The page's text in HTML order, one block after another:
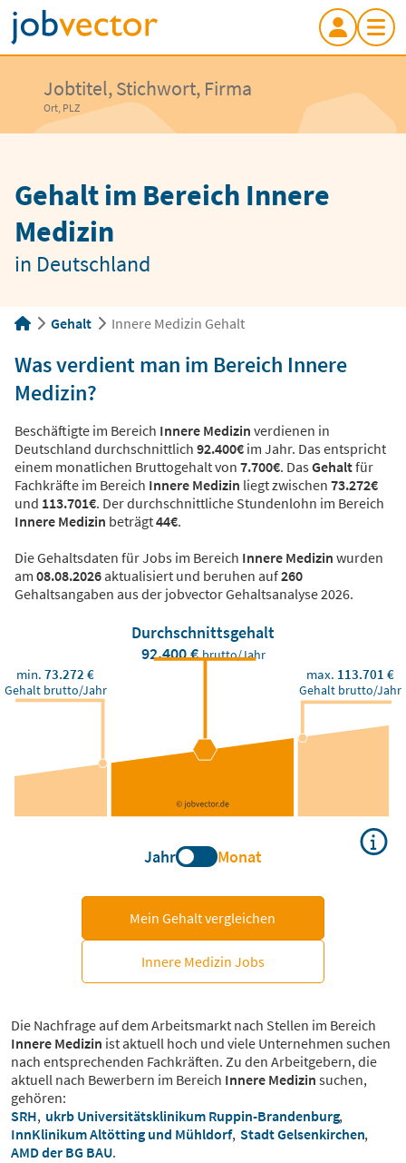
Jobtitel, Stichwort, Firma
Ort, PLZ
Gehalt im Bereich Innere
Medizin
in Deutschland
Gehalt Innere Medizin Gehalt
Was verdient man im Bereich Innere
Medizin?
Beschäftigte im Bereich Innere Medizin verdienen in
Deutschland durchschnittlich 92.400€ im Jahr. Das entspricht
einem monatlichen Bruttogehalt von 7.700€. DasGehaltfür
Fachkräfte im Bereich Innere Medizin liegt zwischen 73.272€
und 113.701€. Der durchschnittliche Stundenlohn im Bereich
Innere Medizin beträgt44€.
Die Gehaltsdaten für Jobs im Bereich Innere Medizin wurden
am 08.08.2026aktualisiert und beruhen auf260
Gehaltsangaben aus der jobvector Gehaltsanalyse 2026.
Durchschnittsgehalt
92.400 €brutto/Jahr
min.73.272 €
Gehalt brutto/Jahr
max. 113.701 €
Gehalt brutto/Jahr
Jahr Monat
Mein Gehalt vergleichen
Innere Medizin Jobs
Die Nachfrage auf dem Arbeitsmarkt nach Stellen im Bereich
Innere Medizin ist aktuell hoch und viele Unternehmen suchen
nach entsprechenden Fachkräften. Zu den Arbeitgebern, die
aktuell nach Bewerbern im Bereich Innere Medizin suchen,
gehören:
SRH, ukrb Universitätsklinikum Ruppin-Brandenburg,
InnKlinikum Altötting und Mühldorf, Stadt Gelsenkirchen,
AMD der BG BAU.